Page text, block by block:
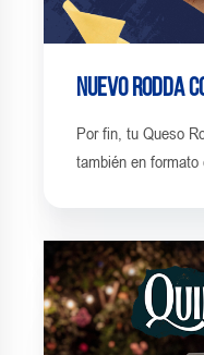
Nuevo Rodda
Por fin, tu Queso
también en formato